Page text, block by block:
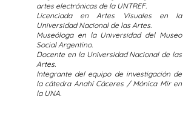
artes electrónicas de la UNTREF.
Licenciada en Artes Visuales en la
Universidad Nacional de las Artes.
Museóloga en la Universidad del Museo
Social Argentino.
Docente en la Universidad Nacional de las
Artes.
Integrante del equipo de investigación de
la cátedra Anahí Cáceres / Mónica Mir en
la UNA.